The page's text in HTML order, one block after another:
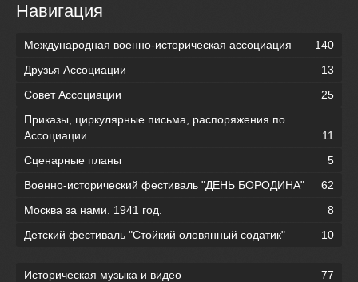
Навигация
Международная военно-историческая ассоциация
140
Друзья Ассоциации
13
Совет Ассоциации
25
Приказы, циркулярные письма, распоряжения по
Ассоциации
11
Сценарные планы
5
Военно-исторический фестиваль "ДЕНЬ БОРОДИНА"
62
Москва за нами. 1941 год.
8
Детский фестиваль "Стойкий оловянный содатик"
10
Историческая музыка и видео
77